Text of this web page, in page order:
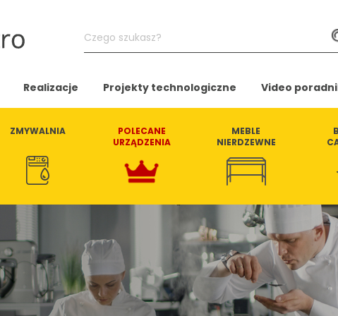
Czego
szukasz?
Realizacje Projekty technologiczne Video
ZMYWALNIA
POLECANE
URZĄDZENIA
MEBLE
NIERDZEWNE